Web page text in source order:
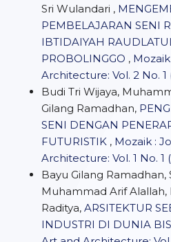
Sri Wulandari ,
PEMBELAJARAN SENI
IBTIDAIYAH
PROBOLINGGO ,
Architecture: Vol. 2 No.
Budi Tri Wijaya,
Gilang Ramadhan,
SENI DENGAN
FUTURISTIK , Mozaik :
Architecture: Vol. 1 No. 1
Bayu Gilang Ramadhan,
Muhammad Arif
Raditya, ARSITEKTUR
INDUSTRI DI DUNIA